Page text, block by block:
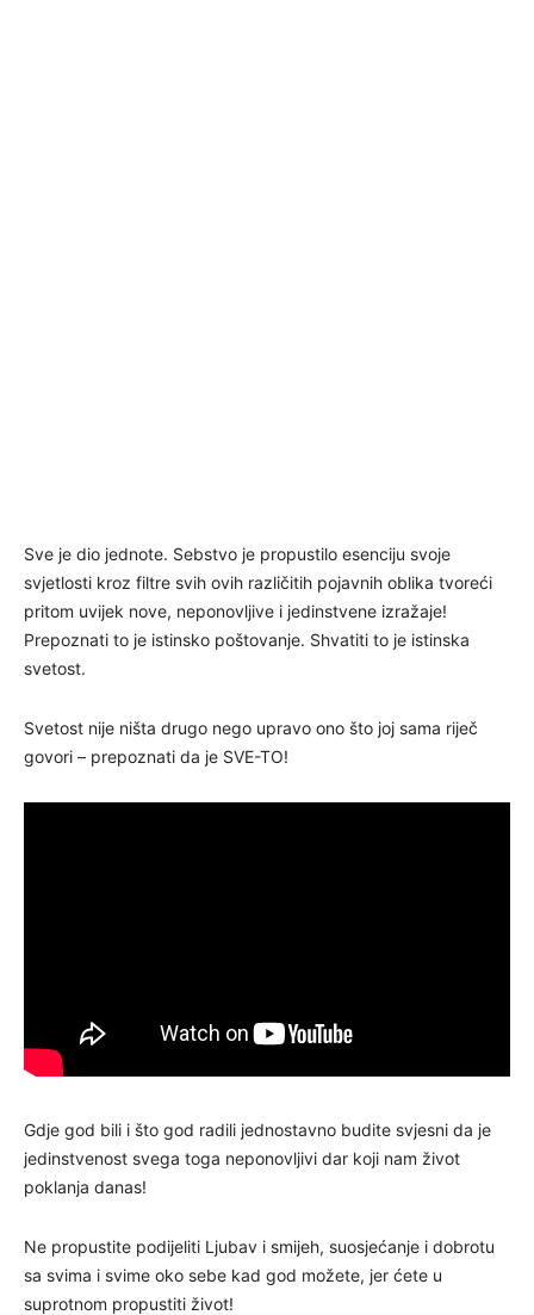
Sve je dio jednote. Sebstvo je propustilo esenciju svoje
svjetlosti kroz filtre svih ovih različitih pojavnih oblika tvoreći
pritom uvijek nove, neponovljive i jedinstvene izražaje!
Prepoznati to je istinsko poštovanje. Shvatiti to je istinska
svetost.
Svetost nije ništa drugo nego upravo ono što joj sama riječ
govori – prepoznati da je SVE-TO!
Gdje god bili i što god radili jednostavno budite svjesni da je
jedinstvenost svega toga neponovljivi dar koji nam život
poklanja danas!
Ne propustite podijeliti Ljubav i smijeh, suosjećanje i dobrotu
sa svima i svime oko sebe kad god možete, jer ćete u
suprotnom propustiti život!